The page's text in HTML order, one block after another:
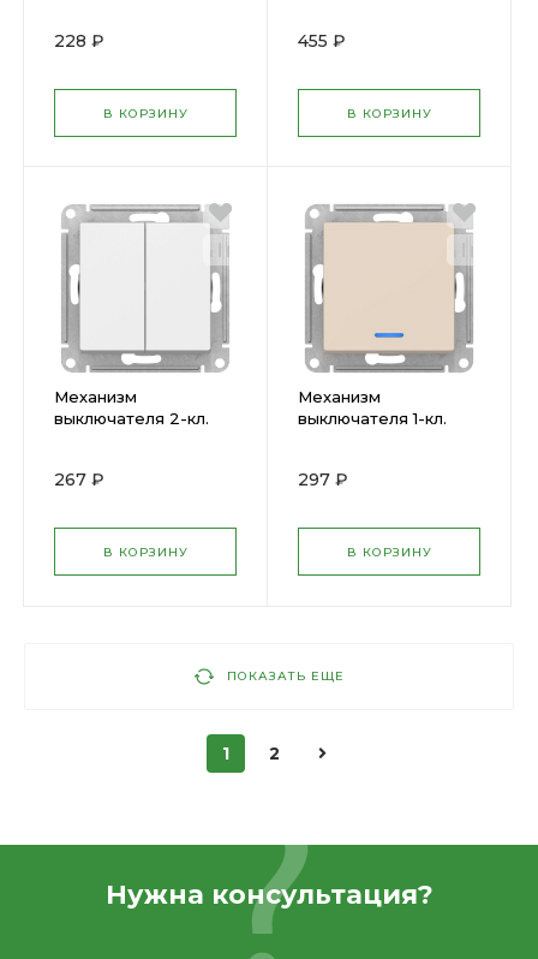
( 1240203 )
228 ₽
В КОРЗИНУ
( 1240154 )
455 ₽
В КОРЗИНУ
Механизм
выключателя 2-кл.
1240152 )
267 ₽
В КОРЗИНУ
Механизм
выключателя 1-кл.
1240184 )
297 ₽
В КОРЗИНУ
ПОКАЗАТЬ ЕЩЕ
1 2
Нужна консультация?